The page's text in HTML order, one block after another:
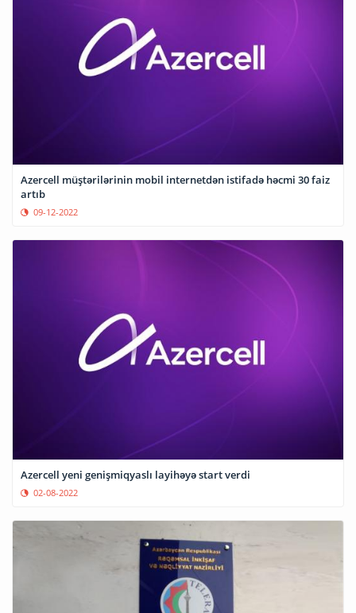
Azercell müştərilərinin mobil internetdən istifadə həcmi 30 faiz
artıb
09-12-2022
Azercell yeni genişmiqyaslı layihəyə start verdi
02-08-2022